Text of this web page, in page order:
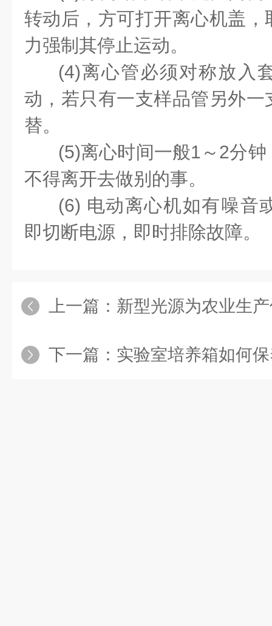
转动后，方可打开离心机盖
力强制其停止运动。
(4)离心管必须对称放入
动，若只有一支样品管另外
替。
(5)离心时间一般1～2分
不得离开去做别的事。
(6) 电动离心机如有噪音
即切断电源，即时排除故障。
上一篇： 新型光源为农业生
下一篇： 实验室培养箱如何